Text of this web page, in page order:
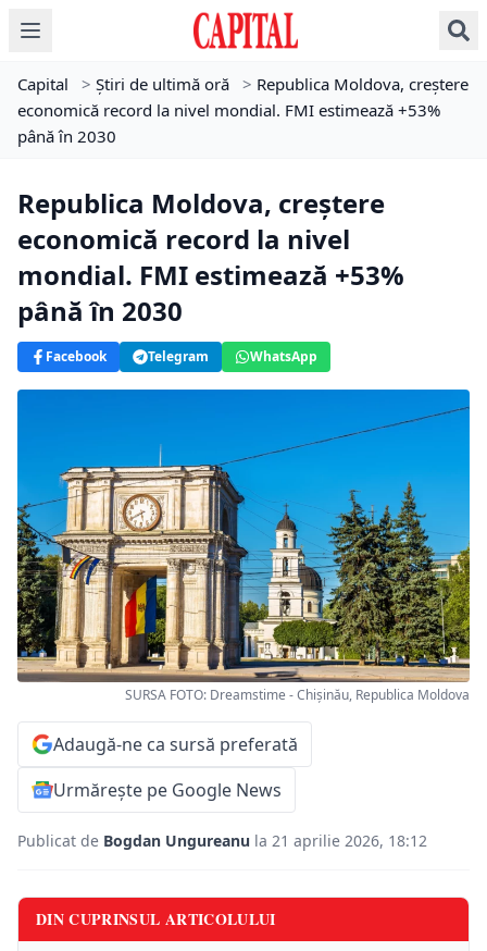
Capital > Știri de ultimă oră > Republica Moldova, creștere
economică record la nivel mondial. FMI estimează +53%
până în 2030
Republica Moldova, creștere
economică record la nivel
mondial. FMI estimează +53%
până în 2030
Facebook Telegram WhatsApp
SURSA FOTO: Dreamstime - Chișinău, Republica Moldova
Adaugă-ne ca sursă preferată
Urmărește pe Google News
Publicat de Bogdan Ungureanu la 21 aprilie 2026, 18:12
DIN CUPRINSUL ARTICOLULUI